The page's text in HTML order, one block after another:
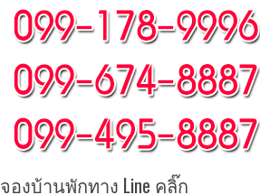
จองบ้านพักทาง Line คลิ๊ก